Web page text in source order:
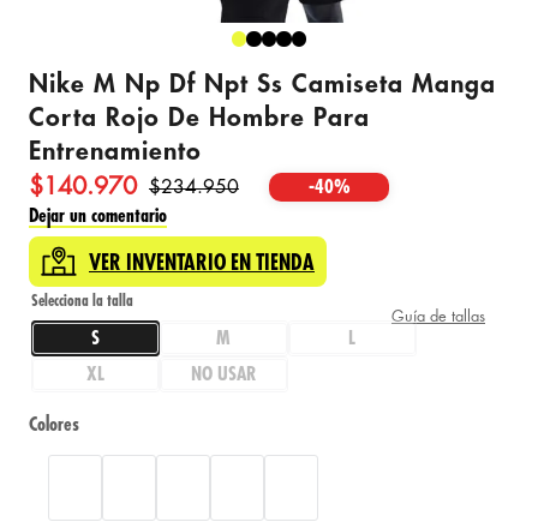
Nike M Np Df Npt Ss Camiseta Manga
Corta Rojo De Hombre Para
Entrenamiento
$140.970 $234.950 -40%
Dejar un comentario
VER INVENTARIO EN TIENDA
Guía de tallas
S M
L
XL
NO USAR
Colores